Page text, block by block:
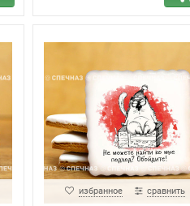
избранное сравнить